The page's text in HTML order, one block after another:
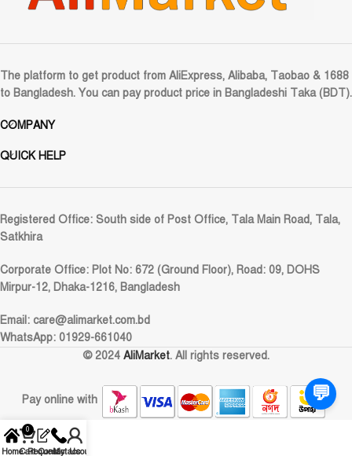
The platform to get product from AliExpress, Alibaba, Taobao & 1688
to Bangladesh. You can pay product price in Bangladeshi Taka (BDT).
COMPANY
QUICK HELP
Registered Office: South side of Post Office, Tala Main Road, Tala,
Satkhira
Corporate Office: Plot No: 672 (Ground Floor), Road: 09, DOHS
Mirpur-12, Dhaka-1216, Bangladesh
Email: care@alimarket.com.bd
WhatsApp: 01929-661040
© 2024 AliMarket. All rights reserved.
Pay online with 💬
Home
0
CartRequest
Contact Us
My account